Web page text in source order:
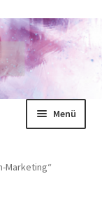
Menü
Marketing“